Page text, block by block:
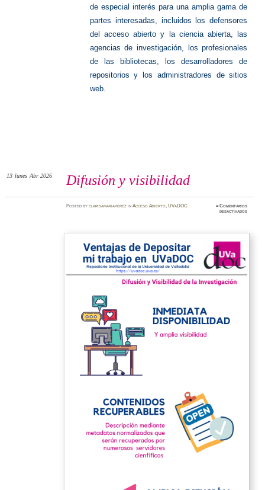
de especial interés para una amplia gama de
partes interesadas, incluidos los defensores
del acceso abierto y la ciencia abierta, las
agencias de investigación, los profesionales
de las bibliotecas, los desarrolladores de
repositorios y los administradores de sitios
web.
Difusión y visibilidad
13 lunes Abr 2026
Postedbyclarisamariaperez inAcceso Abierto,UVaDOC ≈Comentarios
desactivadosen